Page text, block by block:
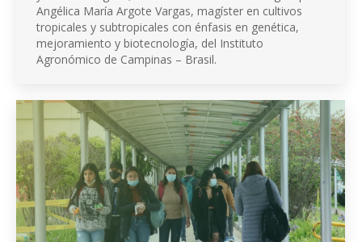
Angélica María Argote Vargas, magíster en cultivos
tropicales y subtropicales con énfasis en genética,
mejoramiento y biotecnología, del Instituto
Agronómico de Campinas – Brasil.